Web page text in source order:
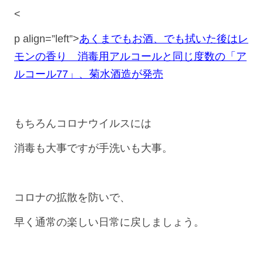
<
p align=”left”>あくまでもお酒、でも拭いた後はレ
モンの香り 消毒用アルコールと同じ度数の「ア
ルコール77」、菊水酒造が発売
もちろんコロナウイルスには
消毒も大事ですが手洗いも大事。
コロナの拡散を防いで、
早く通常の楽しい日常に戻しましょう。